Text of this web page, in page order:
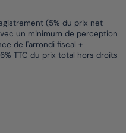
(5% du prix net
un minimum de perception
de l'arrondi fiscal +
TTC du prix total hors droits